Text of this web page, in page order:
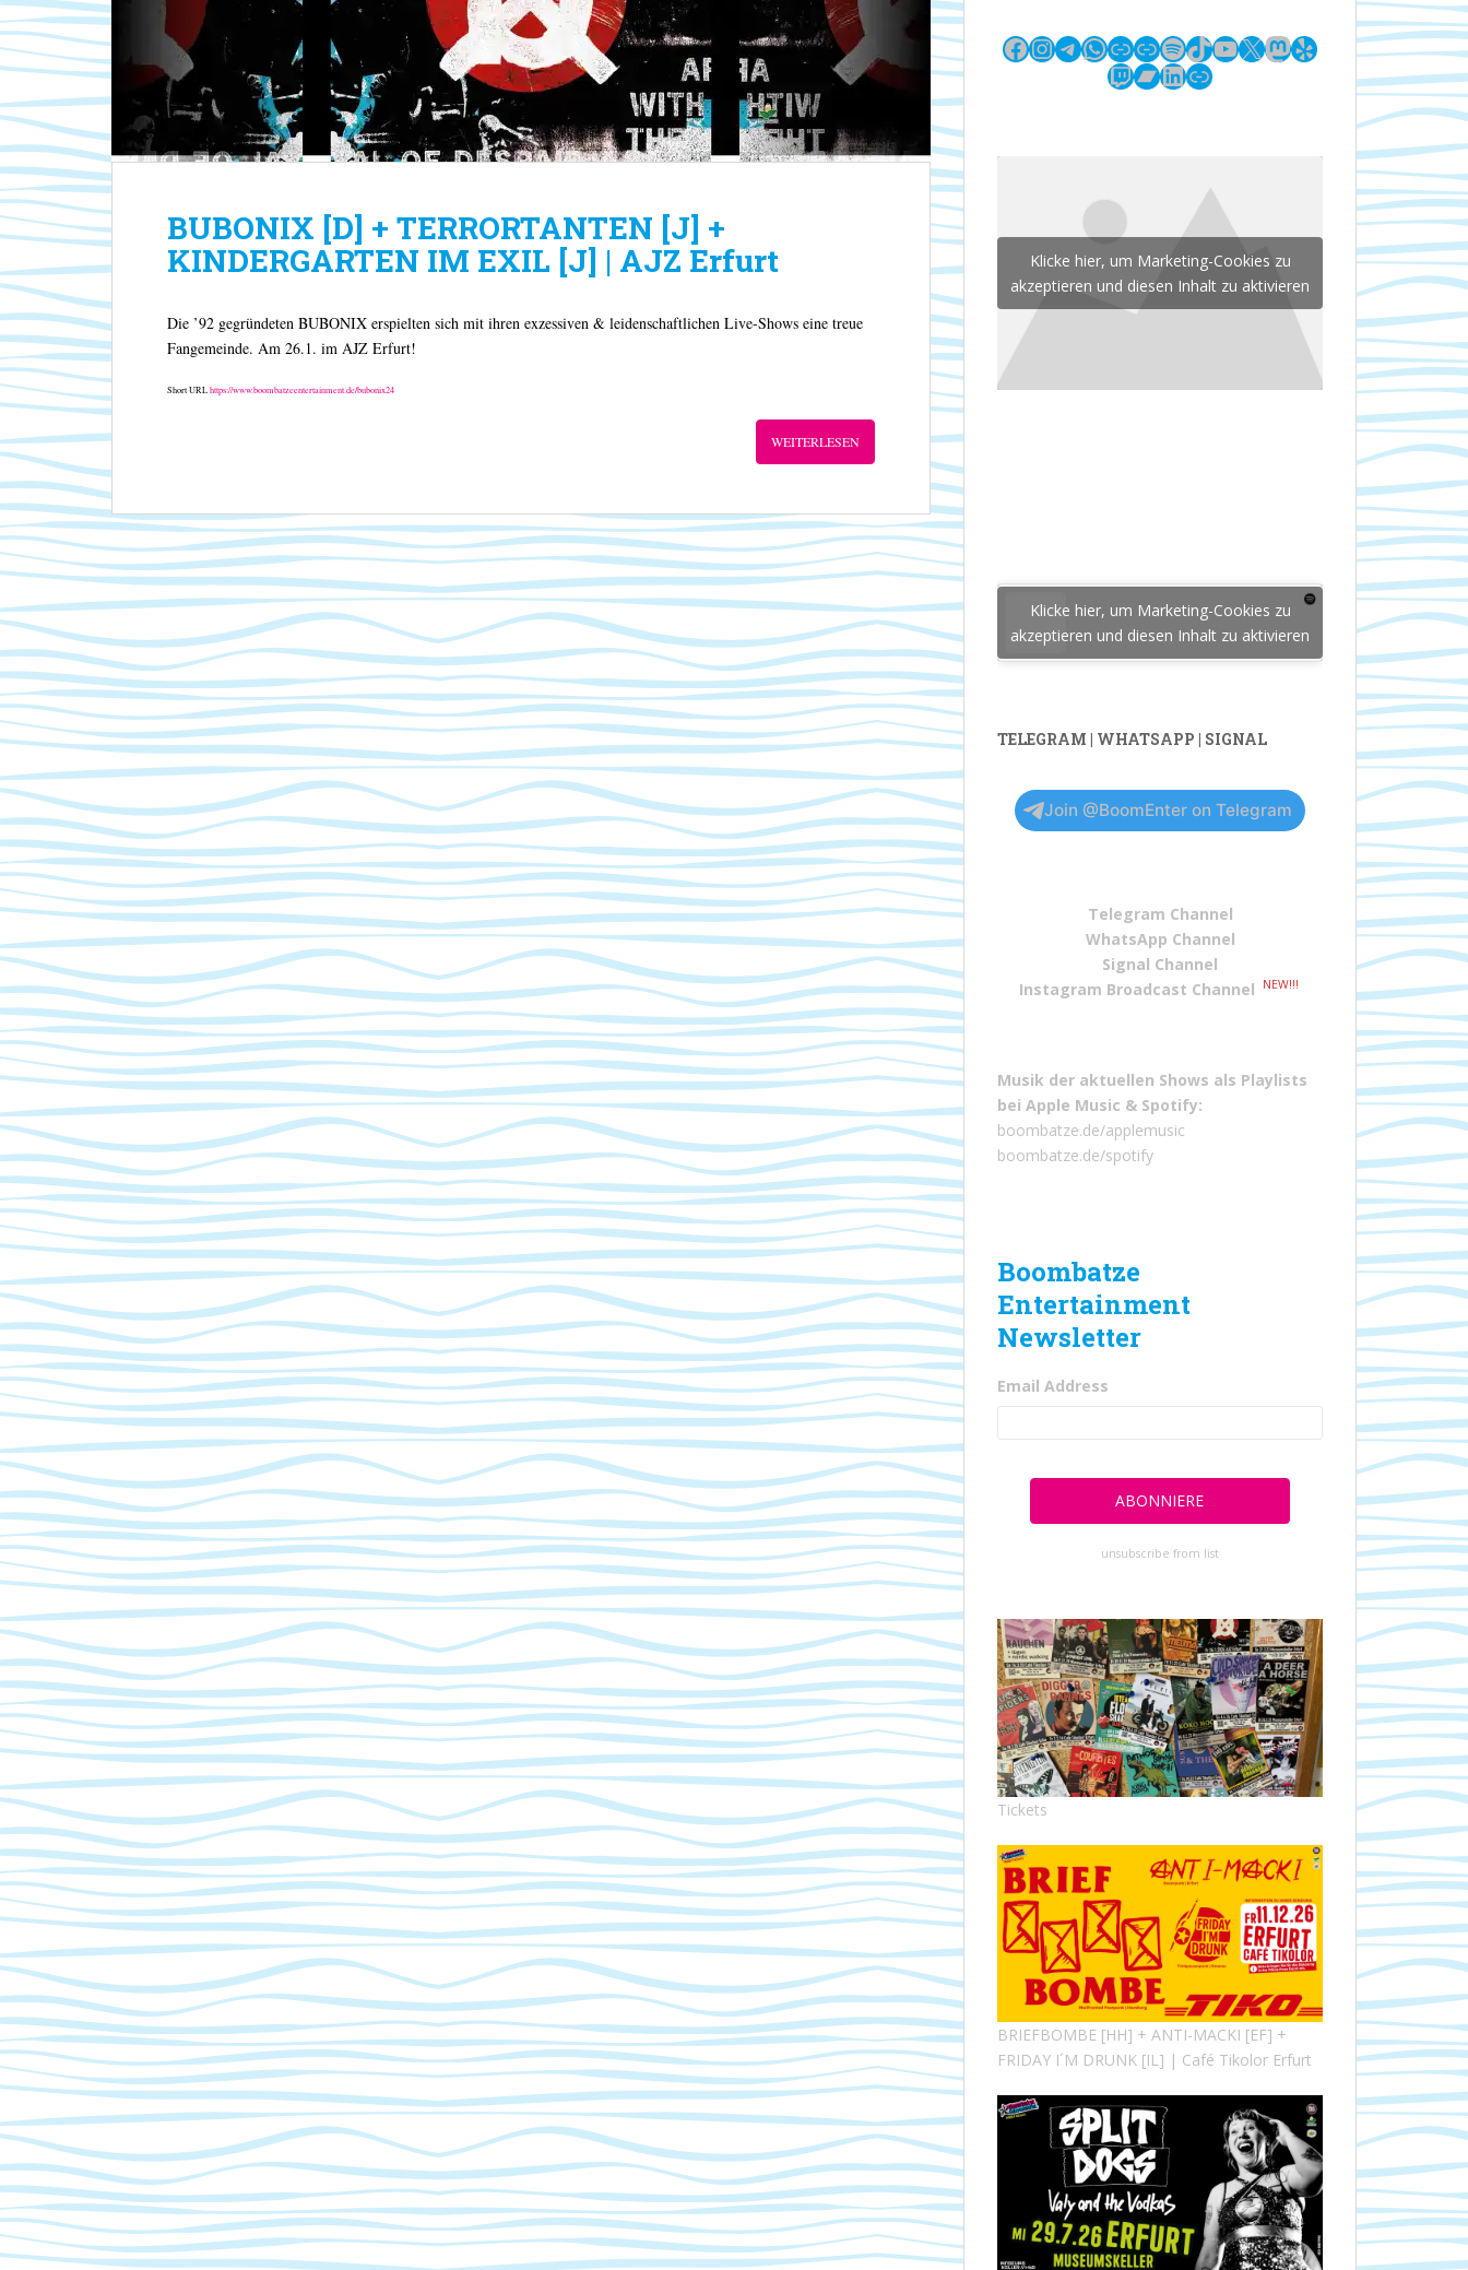
BUBONIX [D] + TERRORTANTEN [J] +
KINDERGARTEN IM EXIL [J] | AJZ Erfurt
Die ’92 gegründeten BUBONIX erspielten sich mit ihren exzessiven & leidenschaftlichen Live-Shows eine treue
Fangemeinde. Am 26.1. im AJZ Erfurt!
Short URLhttps://www.boombatzeentertainment.de/bubonix24
WEITERLESEN
Facebook
Instagram
Telegram
WhatsApp
LinkLinkSpotify
TikTok
YouTube
X Mastodon
Yelp
Twitch
Bandcamp
LinkedIn
Link
Klicke hier, um Marketing-Cookies zu
akzeptieren und diesen Inhalt zu aktivieren
Klicke hier, um Marketing-Cookies zu
akzeptieren und diesen Inhalt zu aktivieren
TELEGRAM | WHATSAPP | SIGNAL
Join @BoomEnter on Telegram
Telegram Channel
WhatsApp Channel
Signal Channel
Instagram Broadcast Channel
NEW!!!
Musik der aktuellen Shows als Playlists
bei Apple Music & Spotify:
boombatze.de/applemusic
boombatze.de/spotify
Boombatze
Entertainment
Newsletter
Email Address
unsubscribe from list
Tickets
BRIEFBOMBE [HH] + ANTI-MACKI [EF] +
FRIDAY I´M DRUNK [IL] | Café Tikolor Erfurt